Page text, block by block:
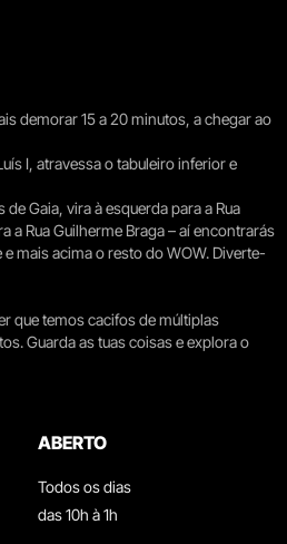
demorar 15 a 20 minutos, a chegar ao
I, atravessa o tabuleiro inferior e
Gaia, vira à esquerda para a Rua
a Rua Guilherme Braga – aí encontrarás
mais acima o resto do WOW. Diverte-
que temos cacifos de múltiplas
Guarda as tuas coisas e explora o
ABERTO
Todos os dias
das 10h à 1h